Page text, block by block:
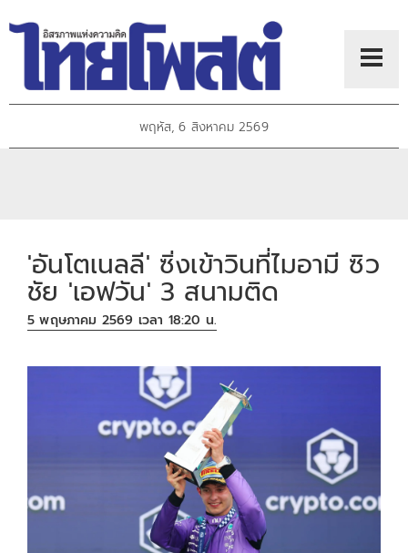
พฤหัส, 6 สิงหาคม 2569
'อันโตเนลลี' ซิ่งเข้าวินที่ไมอามี ซิว
ชัย 'เอฟวัน' 3 สนามติด
5 พฤษภาคม 2569 เวลา 18:20 น.